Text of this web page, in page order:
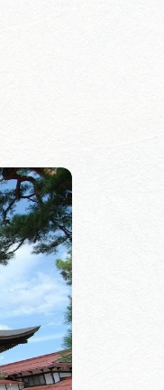
「ＶＩＳＩＴ
観光エリアガ